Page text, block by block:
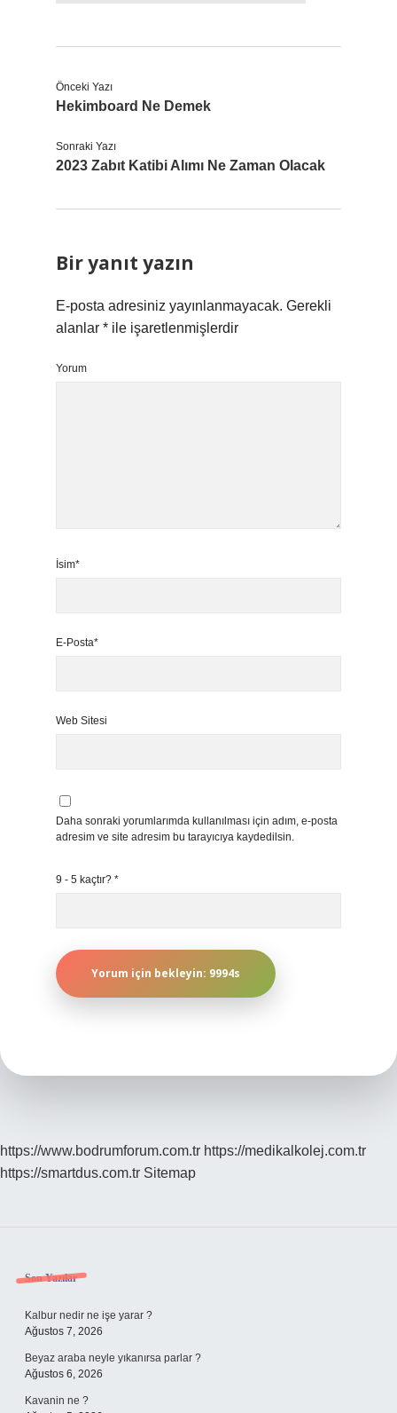
Önceki Yazı
Hekimboard Ne Demek
Sonraki Yazı
2023 Zabıt Katibi Alımı Ne Zaman Olacak
Bir yanıt yazın
E-posta adresiniz yayınlanmayacak. Gerekli
alanlar * ile işaretlenmişlerdir
Yorum
İsim*
E-Posta*
Web Sitesi
Daha sonraki yorumlarımda kullanılması için adım, e-posta
adresim ve site adresim bu tarayıcıya kaydedilsin.
9 - 5 kaçtır? *
https://www.bodrumforum.com.tr https://medikalkolej.com.tr
https://smartdus.com.tr Sitemap
Sidebar
Son Yazılar
Kalbur nedir ne işe yarar ?
Ağustos 7, 2026
Beyaz araba neyle yıkanırsa parlar ?
Ağustos 6, 2026
Kavanin ne ?